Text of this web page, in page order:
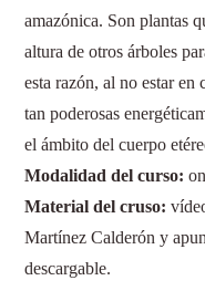
amazónica. Son plantas
altura de otros árboles
esta razón, al no estar en
tan poderosas
el ámbito del cuerpo
Modalidad del curso:
Material del cruso:
Martínez Calderón y
descargable.